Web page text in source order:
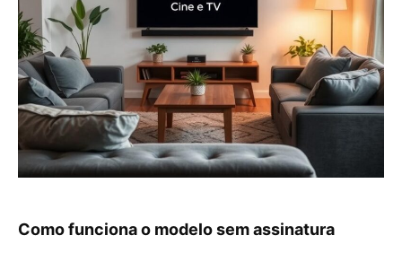
Como funciona o modelo sem assinatura